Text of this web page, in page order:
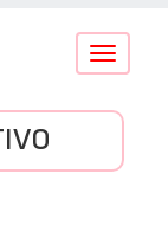
Conmutar